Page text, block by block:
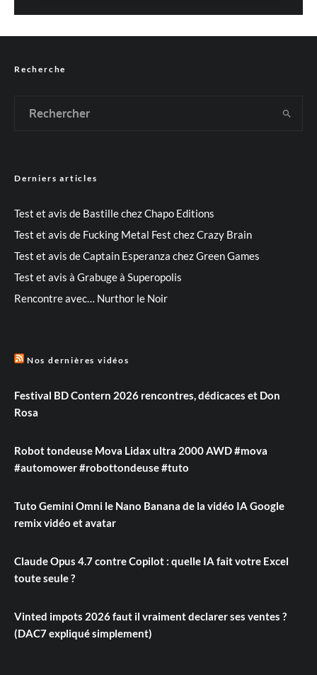
Recherche
Derniers articles
Test et avis de Bastille chez Chapo Editions
Test et avis de Fucking Metal Fest chez Crazy Brain
Test et avis de Captain Esperanza chez Green Games
Test et avis à Grabuge à Superopolis
Rencontre avec… Nurthor le Noir
Nos dernières vidéos
Festival BD Contern 2026 rencontres, dédicaces et Don
Rosa
Robot tondeuse Mova Lidax ultra 2000 AWD #mova
#automower #robottondeuse #tuto
Tuto Gemini Omni le Nano Banana de la vidéo IA Google
remix vidéo et avatar
Claude Opus 4.7 contre Copilot : quelle IA fait votre Excel
toute seule ?
Vinted impots 2026 faut il vraiment declarer ses ventes ?
(DAC7 expliqué simplement)